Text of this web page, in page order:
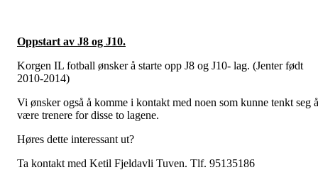
Oppstart av J8 og J10.
Korgen IL fotball ønsker å starte opp J8 og J10- lag. (Jenter født
2010-2014)
Vi ønsker også å komme i kontakt med noen som kunne tenkt seg å
være trenere for disse to lagene.
Høres dette interessant ut?
Ta kontakt med Ketil Fjeldavli Tuven. Tlf. 95135186